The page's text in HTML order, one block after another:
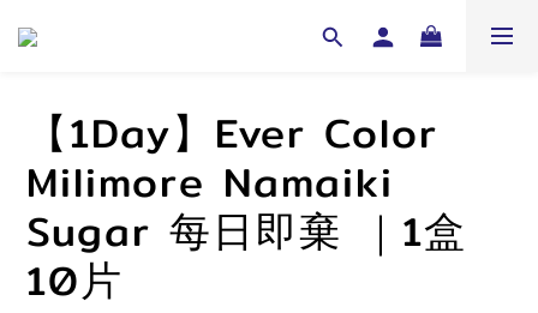
【1Day】Ever Color
Milimore Namaiki
Sugar 每日即棄 ｜1盒
10片